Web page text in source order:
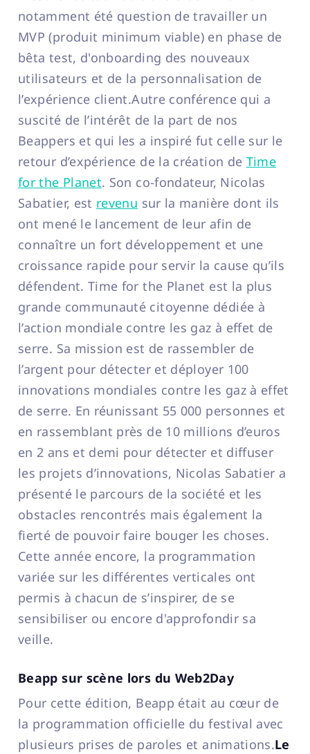
notamment été question de travailler un
MVP (produit minimum viable) en phase de
bêta test, d'onboarding des nouveaux
utilisateurs et de la personnalisation de
l’expérience client.Autre conférence qui a
suscité de l’intérêt de la part de nos
Beappers et qui les a inspiré fut celle sur le
retour d’expérience de la création de Time
for the Planet. Son co-fondateur, Nicolas
Sabatier, est revenu sur la manière dont ils
ont mené le lancement de leur afin de
connaître un fort développement et une
croissance rapide pour servir la cause qu’ils
défendent. Time for the Planet est la plus
grande communauté citoyenne dédiée à
l’action mondiale contre les gaz à effet de
serre. Sa mission est de rassembler de
l’argent pour détecter et déployer 100
innovations mondiales contre les gaz à effet
de serre. En réunissant 55 000 personnes et
en rassemblant près de 10 millions d’euros
en 2 ans et demi pour détecter et diffuser
les projets d’innovations, Nicolas Sabatier a
présenté le parcours de la société et les
obstacles rencontrés mais également la
fierté de pouvoir faire bouger les choses.
Cette année encore, la programmation
variée sur les différentes verticales ont
permis à chacun de s’inspirer, de se
sensibiliser ou encore d'approfondir sa
veille.
Beapp sur scène lors du Web2Day
Pour cette édition, Beapp était au cœur de
la programmation officielle du festival avec
plusieurs prises de paroles et animations.Le